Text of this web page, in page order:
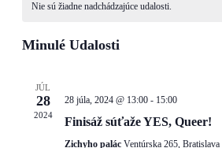
Udalosti
Nie sú žiadne nadchádzajúce udalosti.
Minulé Udalosti
JÚL
28
2024
28 júla, 2024 @ 13:00- 15:00
Finisáž súťaže YES, Queer!
Zichyho palác Ventúrska 265, Bratislava